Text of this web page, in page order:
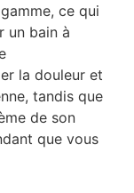
ce qui
un bain à
la douleur et
tandis que
de son
que vous